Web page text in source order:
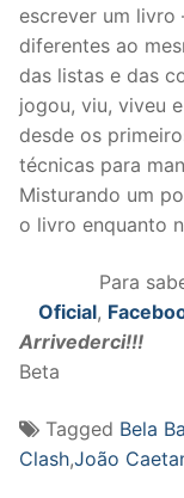
escrever um livro
diferentes ao
das listas e das
jogou, viu, viveu
desde os
técnicas para
Misturando um
o livro enquanto
Para
Oficial,
Arrivederci!!!
Beta
Tagged Bela
Clash,João